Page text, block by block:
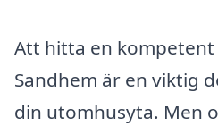
Att hitta en
Sandhem är en viktig
din utomhusyta. Men